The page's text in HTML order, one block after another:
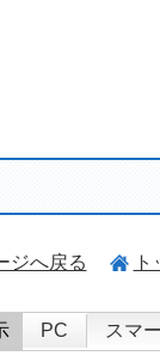
ジへ戻る
PC スマ